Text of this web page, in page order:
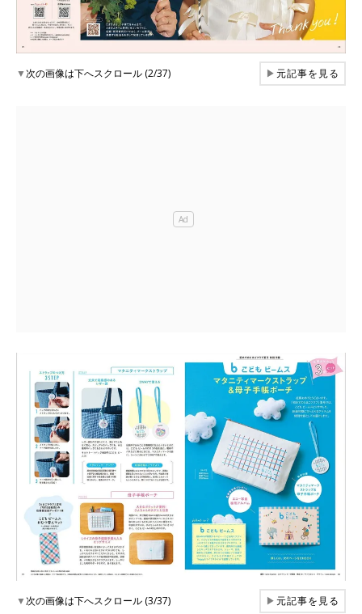
▼次の画像は下へスクロール (2/37) ▶元記事を見る
▼次の画像は下へスクロール (3/37) ▶元記事を見る